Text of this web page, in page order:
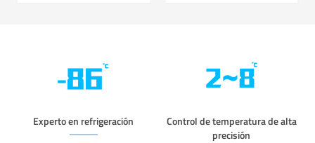
Experto en refrigeración
Control de temperatura de alta
precisión